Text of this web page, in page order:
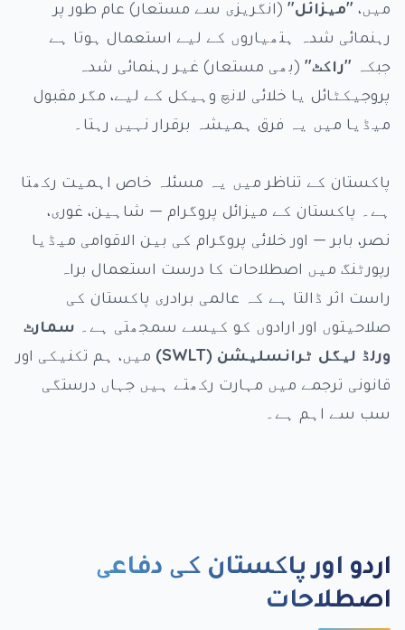
میں، "میزائل" (انگریزی سے مستعار) عام طور پر
رہنمائی شدہ ہتھیاروں کے لیے استعمال ہوتا ہے
جبکہ "راکٹ" (بھی مستعار) غیر رہنمائی شدہ
پروجیکٹائل یا خلائی لانچ وہیکل کے لیے، مگر مقبول
میڈیا میں یہ فرق ہمیشہ برقرار نہیں رہتا۔
پاکستان کے تناظر میں یہ مسئلہ خاص اہمیت رکھتا
ہے۔ پاکستان کے میزائل پروگرام — شاہین، غوری،
نصر، بابر — اور خلائی پروگرام کی بین الاقوامی میڈیا
رپورٹنگ میں اصطلاحات کا درست استعمال براہ
راست اثر ڈالتا ہے کہ عالمی برادری پاکستان کی
صلاحیتوں اور ارادوں کو کیسے سمجھتی ہے۔ سمارٹ
ورلڈ لیگل ٹرانسلیشن (SWLT)
میں، ہم تکنیکی اور
قانونی ترجمے میں مہارت رکھتے ہیں جہاں درستگی
سب سے اہم ہے۔
اردو اور پاکستان کی دفاعی
اصطلاحات